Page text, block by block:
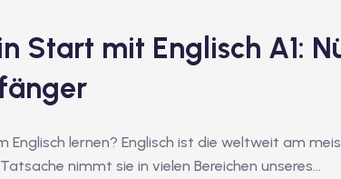
Start mit Englisch A1:
Englisch lernen? Englisch ist die weltweit am
nimmt sie in vielen Bereichen unseres…